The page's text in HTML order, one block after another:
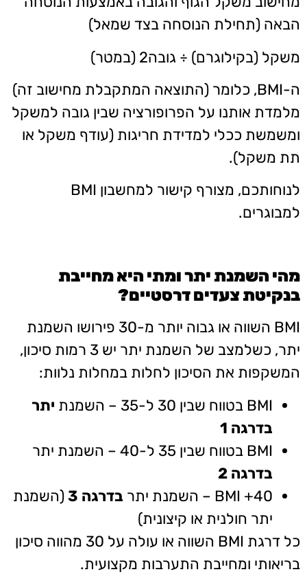
הבאה (תחילת הנוסחה בצד שמאל)
משקל (בקילוגרם) ÷ גובה2 (במטר)
ה-BMI, כלומר (התוצאה המתקבלת מחישוב זה)
מלמדת אותנו על הפרופורציה שבין גובה למשקל
ומשמשת ככלי למדידת חריגות (עודף משקל או
תת משקל).
לנוחותכם, מצורף קישור למחשבון BMI
למבוגרים.
מהי השמנת יתר ומתי היא מחייבת
בנקיטת צעדים דרסטיים?
BMI השווה או גבוה יותר מ-30 פירושו השמנת
יתר, כשלמצב של השמנת יתר יש 3 רמות סיכון,
המשקפות את הסיכון לחלות במחלות נלוות:
BMI בטווח שבין 30 ל-35 – השמנת
יתר
בדרגה 1
BMI בטווח שבין 35 ל-40 – השמנת יתר
בדרגה 2
BMI +40 – השמנת יתר
בדרגה 3
(השמנת
יתר חולנית או קיצונית)
כל דרגת BMI השווה או עולה על 30 מהווה סיכון
בריאותי ומחייבת התערבות מקצועית.